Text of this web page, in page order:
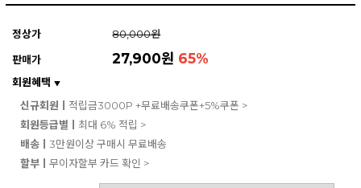
정상가
80,000원
판매가
27,900원 65%
회원혜택 ▼
신규회원ㅣ 적립금3000P +무료배송쿠폰+5%쿠폰 >
회원등급별ㅣ 최대 6% 적립 >
배송ㅣ 3만원이상 구매시 무료배송
할부ㅣ 무이자할부 카드 확인 >